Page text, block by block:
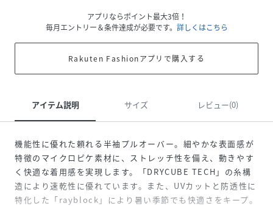
アプリならポイント最大3倍！
毎月エントリー＆条件達成が必要です。 詳しくはこちら
Rakuten Fashionアプリで購入する
アイテム説明 サイズ レビュー(0)
機能性に優れた頼れる半袖プルオーバー。細やかな表面感が
特徴のマイクロピケ素材に、ストレッチ性を備え、動きやす
く快適な着用感を実現します。「DRYCUBE TECH」の糸構
造により速乾性に優れています。また、UVカットと防透性に
特化した「rayblock」により暑い季節でも快適さをキープ。